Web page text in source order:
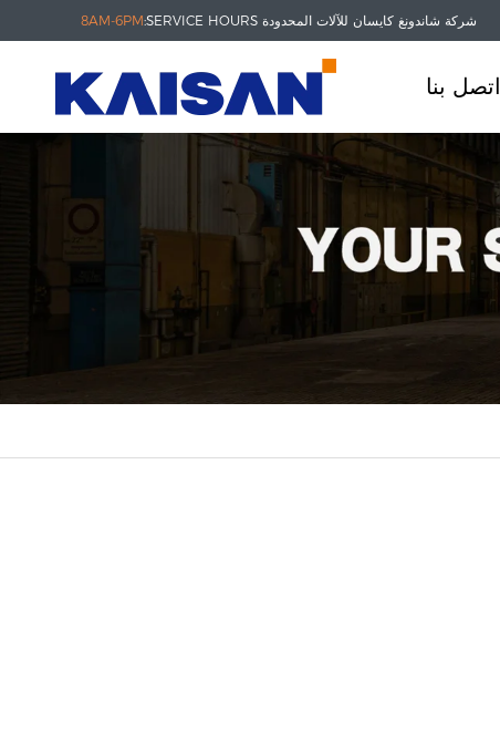
شركة شاندونغ كايسان للآلات المحدودة SERVICE HOURS:
8AM-6PM
اتصل بنا